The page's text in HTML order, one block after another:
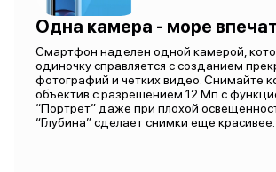
Одна камера - море
Смартфон наделен одной камерой,
одиночку справляется с созданием
фотографий и четких видео. Снимайте
объектив с разрешением 12 Мп с
“Портрет” даже при плохой
“Глубина” сделает снимки еще красивее.